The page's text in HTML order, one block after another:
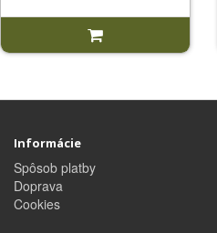
Informácie
Spôsob platby
Doprava
Cookies